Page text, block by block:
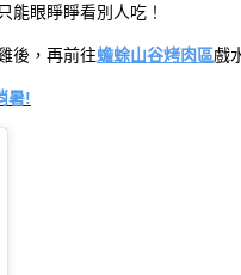
能眼睜睜看別人吃！
後，再前往蟾蜍山谷烤肉區戲
暑!